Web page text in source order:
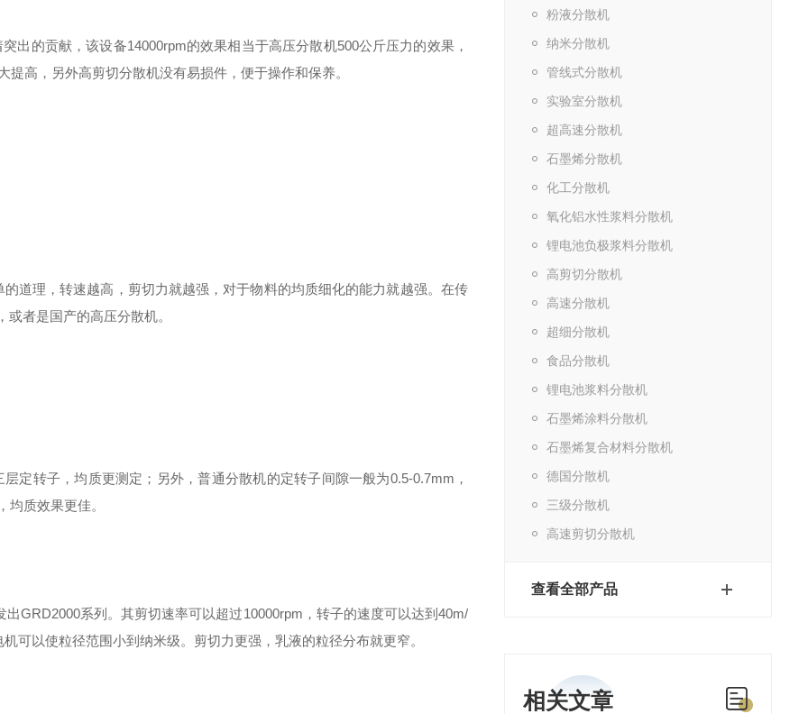
粉液分散机
纳米分散机
管线式分散机
实验室分散机
超高速分散机
石墨烯分散机
化工分散机
氧化铝水性浆料分散机
锂电池负极浆料分散机
高剪切分散机
高速分散机
超细分散机
食品分散机
锂电池浆料分散机
石墨烯涂料分散机
石墨烯复合材料分散机
德国分散机
三级分散机
高速剪切分散机
查看全部产品
相关文章
出的贡献，该设备14000rpm的效果相当于高压分散机500公斤压力的效果，
高，另外高剪切分散机没有易损件，便于操作和保养。
道理，转速越高，剪切力就越强，对于物料的均质细化的能力就越强。在传
者是国产的高压分散机。
定转子，均质更测定；另外，普通分散机的定转子间隙一般为0.5-0.7mm，
质效果更佳。
GRD2000系列。其剪切速率可以超过10000rpm，转子的速度可以达到40m/
可以使粒径范围小到纳米级。剪切力更强，乳液的粒径分布就更窄。